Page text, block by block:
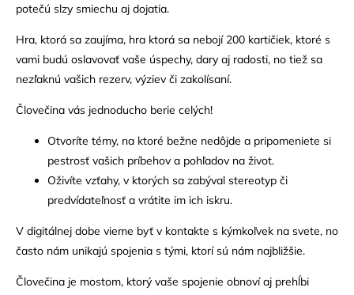
potečú slzy smiechu aj dojatia.
Hra, ktorá sa zaujíma, hra ktorá sa nebojí 200 kartičiek, ktoré s
vami budú oslavovať vaše úspechy, dary aj radosti, no tiež sa
nezľaknú vašich rezerv, výziev či zakolísaní.
Človečina vás jednoducho berie celých!
Otvoríte témy, na ktoré bežne nedôjde a pripomeniete si
pestrosť vašich príbehov a pohľadov na život.
Oživíte vzťahy, v ktorých sa zabýval stereotyp či
predvídateľnosť a vrátite im ich iskru.
V digitálnej dobe vieme byť v kontakte s kýmkoľvek na svete, no
často nám unikajú spojenia s tými, ktorí sú nám najbližšie.
Človečina je mostom, ktorý vaše spojenie obnoví aj prehĺbi